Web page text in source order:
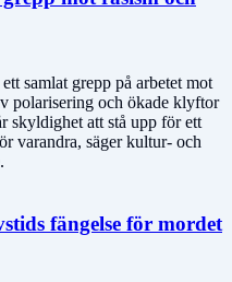
samlat grepp på arbetet mot
polarisering och ökade klyftor
skyldighet att stå upp för ett
varandra, säger kultur- och
fängelse för mordet